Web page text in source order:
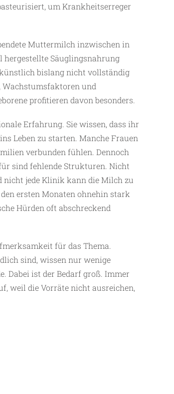
um Krankheitserreger
Muttermilch inzwischen in
hergestellte Säuglingsnahrung
bislang nicht vollständig
Wachstumsfaktoren und
profitieren davon besonders.
Erfahrung. Sie wissen, dass ihr
Leben zu starten. Manche ­Frauen
verbunden fühlen. Dennoch
sind fehlende Strukturen. Nicht
jede Klinik kann die Milch zu
ersten Monaten ohnehin stark
Hürden oft abschreckend
für das Thema.
sind, wissen nur wenige
Dabei ist der Bedarf groß. Immer
weil die Vorräte nicht ausreichen,